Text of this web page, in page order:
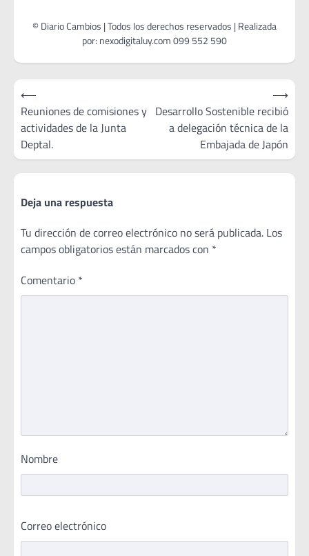
Navegación
de
entradas
⟵
Reuniones de comisiones y
actividades de la Junta
Deptal.
Desarrollo Sostenible recibió
a delegación técnica de la
Embajada de Japón
⟶
Deja una respuesta
Tu dirección de correo electrónico no será publicada. Los
campos obligatorios están marcados con *
Comentario *
Nombre
Correo electrónico